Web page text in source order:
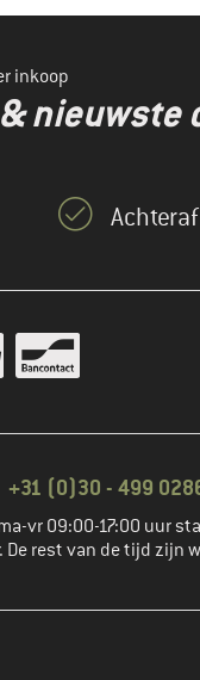
inkoop
+31 (0)30 - 499
vr 09:00-17:00 uur
De rest van de tijd zijn